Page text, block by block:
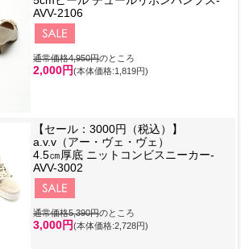
AVV-2106
通常価格4,950円のところ
2,000円(本体価格:1,819円)
【セール：3000円（税込）】
a.v.v（アー・ヴェ・ヴェ）
4.5㎝厚底 ニットコンビスニーカー-
AVV-3002
通常価格5,390円のところ
3,000円(本体価格:2,728円)